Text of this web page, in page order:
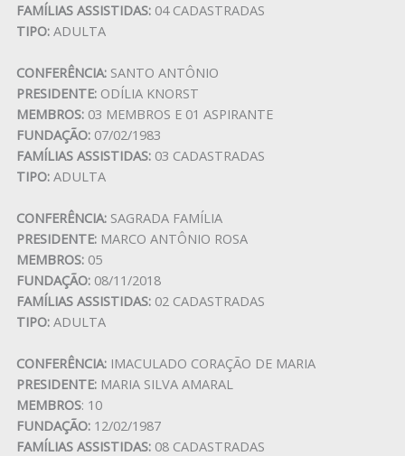
FAMÍLIAS ASSISTIDAS:04 CADASTRADAS
TIPO:ADULTA
CONFERÊNCIA:SANTO ANTÔNIO
PRESIDENTE:ODÍLIA KNORST
MEMBROS:03 MEMBROS E 01 ASPIRANTE
FUNDAÇÃO:07/02/1983
FAMÍLIAS ASSISTIDAS:03 CADASTRADAS
TIPO:ADULTA
CONFERÊNCIA: SAGRADA FAMÍLIA
PRESIDENTE:MARCO ANTÔNIO ROSA
MEMBROS:05
FUNDAÇÃO:08/11/2018
FAMÍLIAS ASSISTIDAS:02 CADASTRADAS
TIPO:ADULTA
CONFERÊNCIA:IMACULADO CORAÇÃO DE MARIA
PRESIDENTE:MARIA SILVA AMARAL
MEMBROS: 10
FUNDAÇÃO:12/02/1987
FAMÍLIAS ASSISTIDAS:08 CADASTRADAS